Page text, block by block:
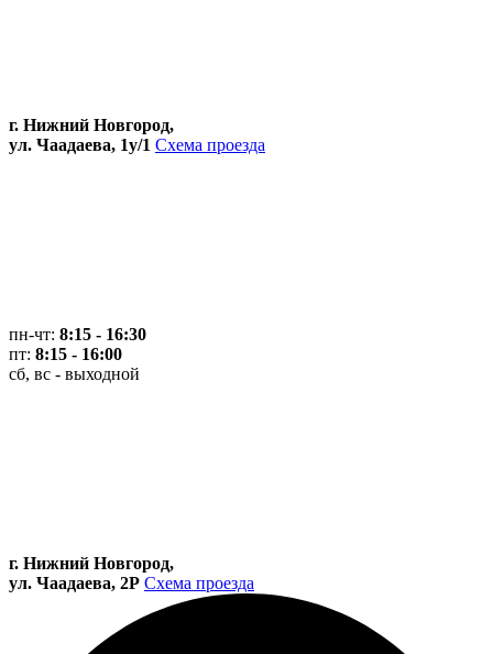
г. Нижний Новгород,
ул. Чаадаева, 1у/1 Схема проезда
пн-чт: 8:15 - 16:30
пт: 8:15 - 16:00
сб, вс - выходной
г. Нижний Новгород,
ул. Чаадаева, 2Р Схема проезда